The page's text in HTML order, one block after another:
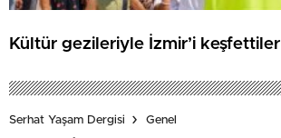
Kültür gezileriyle İzmir’i keşfettiler
Serhat Yaşam Dergisi Genel